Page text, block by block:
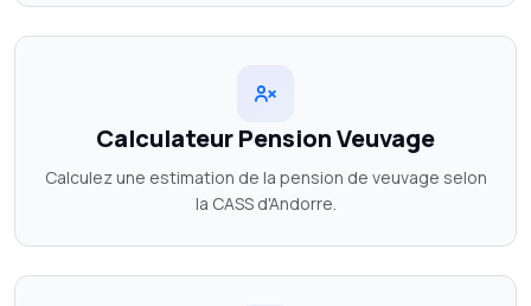
Calculateur Pension Veuvage
Calculez une estimation de la pension de veuvage selon
la CASS d'Andorre.